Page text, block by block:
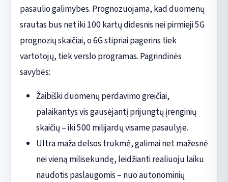
pasaulio galimybes. Prognozuojama, kad duomenų
srautas bus net iki 100 kartų didesnis nei pirmieji 5G
prognozių skaičiai, o 6G stipriai pagerins tiek
vartotojų, tiek verslo programas. Pagrindinės
savybės:
Žaibiški duomenų perdavimo greičiai,
palaikantys vis gausėjantį prijungtų įrenginių
skaičių – iki 500 milijardų visame pasaulyje.
Ultra maža delsos trukmė, galimai net mažesnė
nei vieną milisekundę, leidžianti realiuoju laiku
naudotis paslaugomis – nuo autonominių